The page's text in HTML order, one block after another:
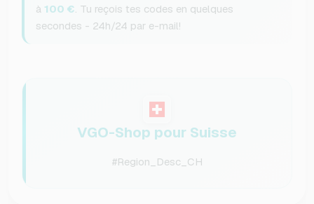
à 100 €. Tu reçois tes codes en quelques
secondes - 24h/24 par e-mail!
VGO-Shop pour Suisse
#Region_Desc_CH